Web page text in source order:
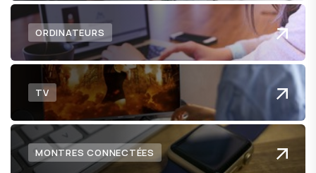
ORDINATEURS
TV
MONTRES CONNECTÉES